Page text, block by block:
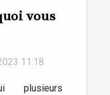
vous
11:18
plusieurs